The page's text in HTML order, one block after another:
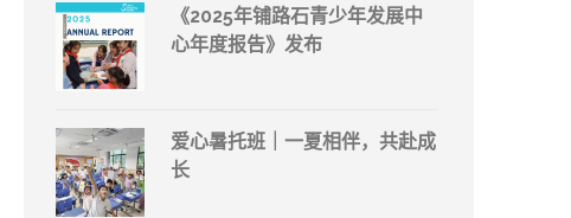
《2025年铺路石青少年发展中
心年度报告》发布
爱心暑托班｜一夏相伴，共赴成
长